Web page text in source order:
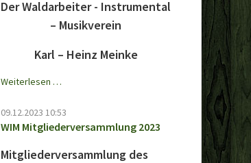
Der Waldarbeiter - Instrumental
– Musikverein
Karl – Heinz Meinke
Weiterlesen …Winterfest
09.12.2023 10:53
WIM Mitgliederversammlung 2023
Mitgliederversammlung des